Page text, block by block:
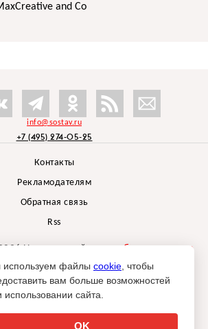
and Co
info@sostav.ru
+7 (495) 274-05-25
Контакты
Рекламодателям
Обратная связь
Rss
Независимый проектбрендингового
агентства Depot
Sostav.ru допустимо только при
указании источника.
18+
файлы cookie , чтобы
вам больше возможностей
использовании сайта.
OK